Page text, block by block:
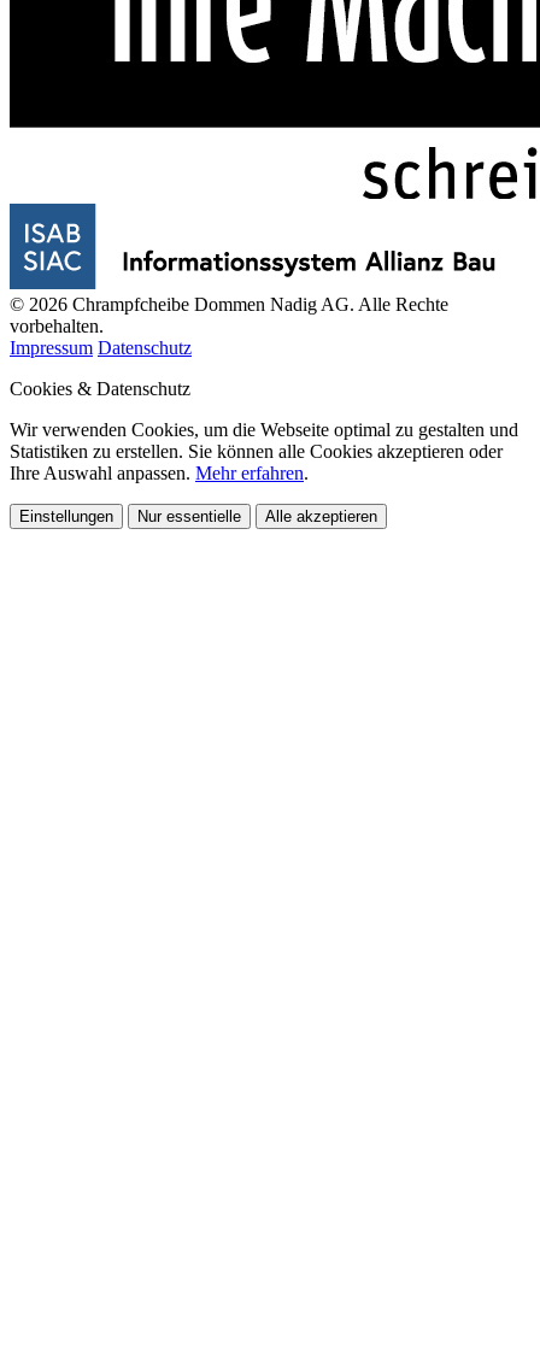
© 2026 Chrampfcheibe Dommen Nadig AG. Alle Rechte
vorbehalten.
Impressum Datenschutz
Cookies & Datenschutz
Wir verwenden Cookies, um die Webseite optimal zu gestalten und
Statistiken zu erstellen. Sie können alle Cookies akzeptieren oder
Ihre Auswahl anpassen. Mehr erfahren.
Einstellungen Nur essentielle Alle akzeptieren